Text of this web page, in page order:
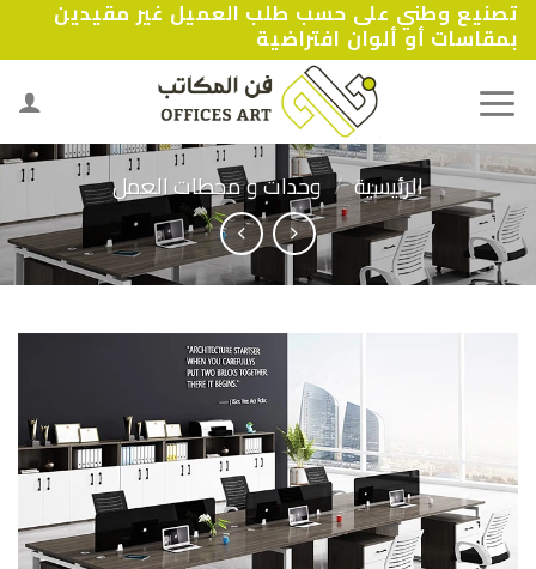
Skip
to
content
تصنيع وطني على حسب طلب العميل غير مقيدين
بمقاسات أو ألوان افتراضية
الرئيسية / وحدات و محطات العمل